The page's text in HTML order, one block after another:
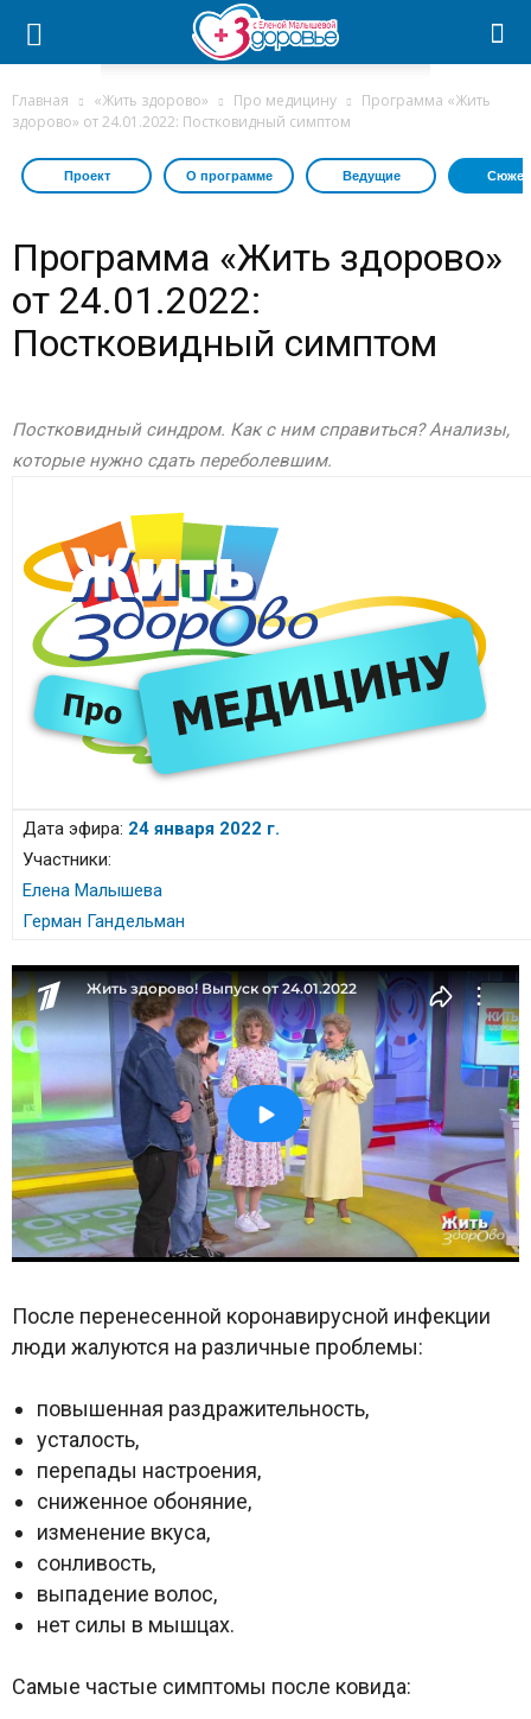
Главная «Жить здорово» Про медицину
Программа «Жить
здорово» от 24.01.2022: Постковидный симптом
Проект О программе Ведущие
Программа «Жить здорово»
от 24.01.2022:
Постковидный симптом
Постковидный синдром. Как с ним справиться? Анализы,
которые нужно сдать переболевшим.
Дата эфира: 24 января 2022 г.
Участники:
Елена Малышева
Герман Гандельман
После перенесенной коронавирусной инфекции
люди жалуются на различные проблемы:
повышенная раздражительность,
усталость,
перепады настроения,
сниженное обоняние,
изменение вкуса,
сонливость,
выпадение волос,
нет силы в мышцах.
Самые частые симптомы после ковида: